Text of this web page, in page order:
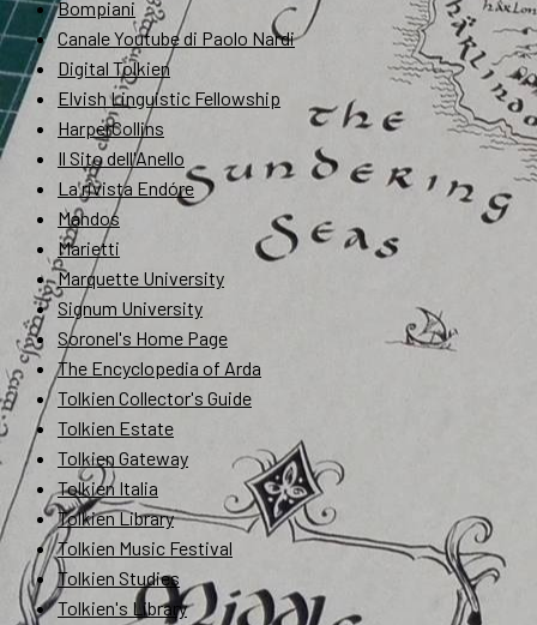
Bompiani
Canale Youtube di Paolo Nardi
Digital Tolkien
Elvish Linguistic Fellowship
HarperCollins
Il Sito dell'Anello
La rivista Endóre
Mandos
Marietti
Marquette University
Signum University
Soronel's Home Page
The Encyclopedia of Arda
Tolkien Collector's Guide
Tolkien Estate
Tolkien Gateway
Tolkien Italia
Tolkien Library
Tolkien Music Festival
Tolkien Studies
Tolkien's Library